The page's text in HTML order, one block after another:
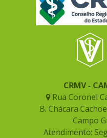
CRMV -
Rua Coronel
B. Chácara
Campo
Atendimento: